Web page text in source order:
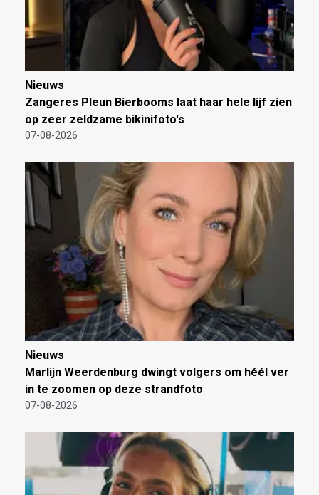
Nieuws
Zangeres Pleun Bierbooms laat haar hele lijf zien
op zeer zeldzame bikinifoto's
07-08-2026
Nieuws
Marlijn Weerdenburg dwingt volgers om héél ver
in te zoomen op deze strandfoto
07-08-2026